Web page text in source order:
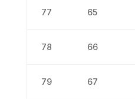
77 65
78 66
79 67